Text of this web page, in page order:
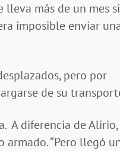
más de un mes
imposible enviar
pero por
de su
A diferencia de Alirio,
“Pero llegó